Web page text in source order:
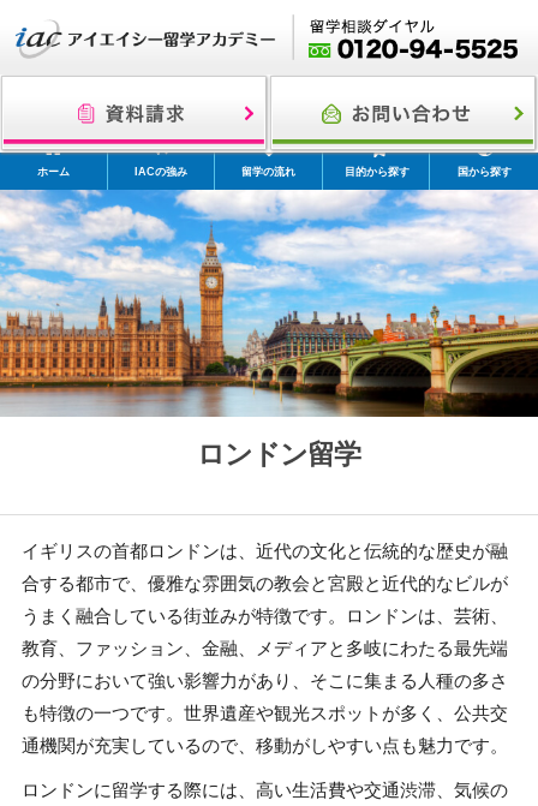
ホーム IACの強み 留学の流れ 目的から探す 国から探す
ロンドン留学
イギリスの首都ロンドンは、近代の文化と伝統的な歴史が融
合する都市で、優雅な雰囲気の教会と宮殿と近代的なビルが
うまく融合している街並みが特徴です。ロンドンは、芸術、
教育、ファッション、金融、メディアと多岐にわたる最先端
の分野において強い影響力があり、そこに集まる人種の多さ
も特徴の一つです。世界遺産や観光スポットが多く、公共交
通機関が充実しているので、移動がしやすい点も魅力です。
ロンドンに留学する際には、高い生活費や交通渋滞、気候の